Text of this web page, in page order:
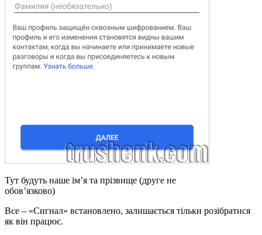
Тут будуть наше ім’я та прізвище (друге не
обов’язково)
Все – «Сигнал» встановлено, залишається тільки розібратися
як він працює.